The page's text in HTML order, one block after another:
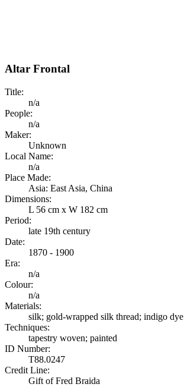
Altar Frontal
Title:
n/a
People:
n/a
Maker:
Unknown
Local Name:
n/a
Place Made:
Asia: East Asia, China
Dimensions:
L 56 cm x W 182 cm
Period:
late 19th century
Date:
1870 - 1900
Era:
n/a
Colour:
n/a
Materials:
silk; gold-wrapped silk thread; indigo dye
Techniques:
tapestry woven; painted
ID Number:
T88.0247
Credit Line:
Gift of Fred Braida